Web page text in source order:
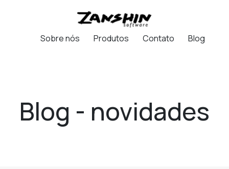
Sobre nós Produtos Contato Blog
Blog - novidades